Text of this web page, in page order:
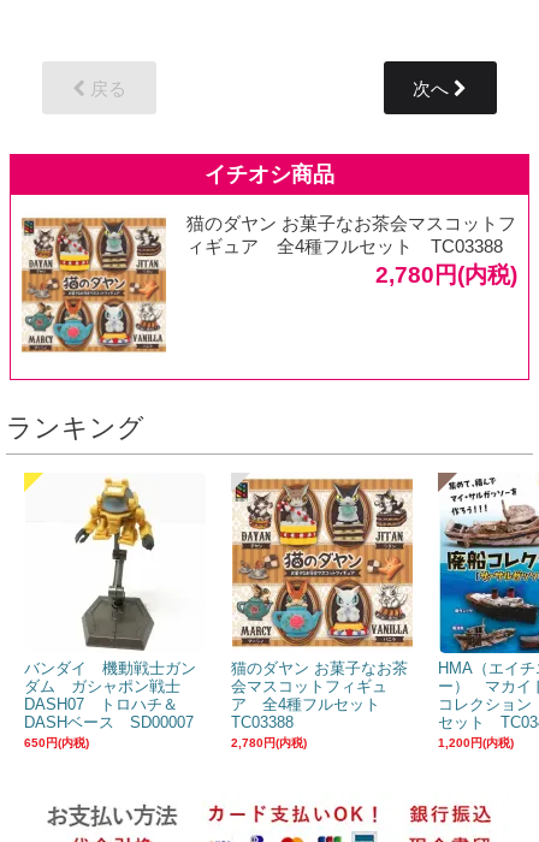
戻る 次へ
猫のダヤン お菓子なお茶会マスコットフ
ィギュア 全4種フルセット TC03388
2,780円(内税)
ランキング
バンダイ 機動戦士ガン
ダム ガシャポン戦士
DASH07 トロハチ＆
DASHベース SD00007
650円(内税)
猫のダヤン お菓子なお茶
会マスコットフィギュ
ア 全4種フルセット
TC03388
2,780円(内税)
HMA（エイ
ー） マカイ
コレクショ
セット
1,200円(内税)